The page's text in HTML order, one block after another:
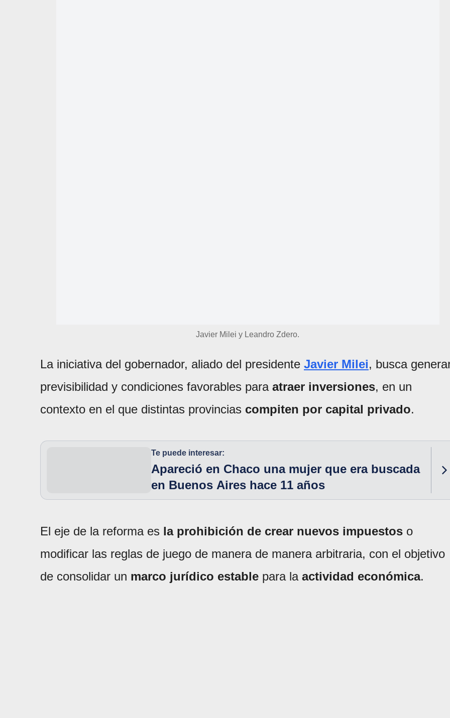
Javier Milei y Leandro Zdero.
La iniciativa del gobernador, aliado del presidente Javier Milei, busca
previsibilidad y condiciones favorables para atraer inversiones, en un
contexto en el que distintas provincias compiten por capital privado.
Te puede interesar:
Apareció en Chaco una mujer que era buscada
en Buenos Aires hace 11 años
El eje de la reforma es la prohibición de crear nuevos impuestos o
modificar las reglas de juego de manera de manera arbitraria, con el objetivo
de consolidar un marco jurídico estable para la actividad económica.